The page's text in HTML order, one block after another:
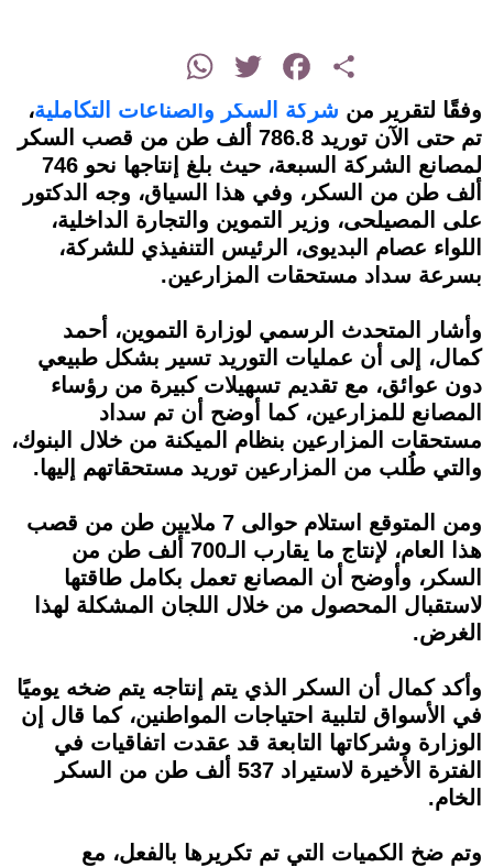
Share
Facebook
Twitter
WhatsApp
وفقًا لتقرير من شركة السكر والصناعات التكاملية،
تم حتى الآن توريد 786.8 ألف طن من قصب السكر
لمصانع الشركة السبعة، حيث بلغ إنتاجها نحو 746
ألف طن من السكر، وفي هذا السياق، وجه الدكتور
على المصيلحى، وزير التموين والتجارة الداخلية،
اللواء عصام البديوى، الرئيس التنفيذي للشركة،
بسرعة سداد مستحقات المزارعين.
وأشار المتحدث الرسمي لوزارة التموين، أحمد
كمال، إلى أن عمليات التوريد تسير بشكل طبيعي
دون عوائق، مع تقديم تسهيلات كبيرة من رؤساء
المصانع للمزارعين، كما أوضح أن تم سداد
مستحقات المزارعين بنظام الميكنة من خلال البنوك،
والتي طُلب من المزارعين توريد مستحقاتهم إليها.
ومن المتوقع استلام حوالى 7 ملايين طن من قصب
هذا العام، لإنتاج ما يقارب الـ700 ألف طن من
السكر، وأوضح أن المصانع تعمل بكامل طاقتها
لاستقبال المحصول من خلال اللجان المشكلة لهذا
الغرض.
وأكد كمال أن السكر الذي يتم إنتاجه يتم ضخه يوميًا
في الأسواق لتلبية احتياجات المواطنين، كما قال إن
الوزارة وشركاتها التابعة قد عقدت اتفاقيات في
الفترة الأخيرة لاستيراد 537 ألف طن من السكر
الخام.
وتم ضخ الكميات التي تم تكريرها بالفعل، مع